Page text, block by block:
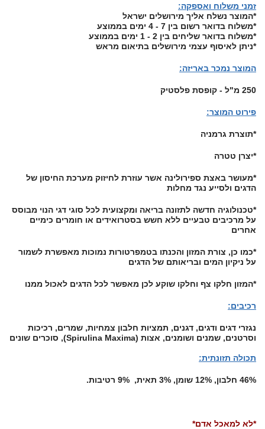
זמני משלוח ואספקה:
*המוצר נשלח אליך מירושלים ישראל
*משלוח בדואר רשום בין 7 - 4 ימים בממוצע
*משלוח בדואר שליחים בין 2 - 1 ימים בממוצע
*ניתן לאיסוף עצמי מירושלים בתיאום מראש
המוצר נמכר באריזה:
250 מ"ל - קופסת פלסטיק
פירוט המוצר:
*תוצרת גרמניה
*יצרן טטרה
*מעושר באצת ספירולינה אשר עוזרת לחיזוק מערכת החיסון של
הדגים ולסייע נגד מחלות
*טכנולוגיה חדשה לתזונה בריאה ומקצועית לכל סוגי דגי הנוי מבוסס
על מרכיבים טבעיים ללא חשש בסטרואידים או חומרים כימיים
אחרים
*כמו כן, צורת המזון והכנתו בטמפרטורות נמוכות מאפשרת לשמור
על ניקיון המים ובריאותם של הדגים
*המזון חלקו צף וחלקו שוקע לכן מאפשר לכל הדגים לאכול ממנו
רכיבים:
נגזרי דגים ודגים, דגנים, תמציות חלבון צמחיות, שמרים, רכיכות
וסרטנים, שמנים ושומנים, אצות (Spirulina Maxima), סוכרים שונים
תכולה תזונתית:
46% חלבון, 12% שומן, 3% תאית, 9% רטיבות.
*לא למאכל אדם*